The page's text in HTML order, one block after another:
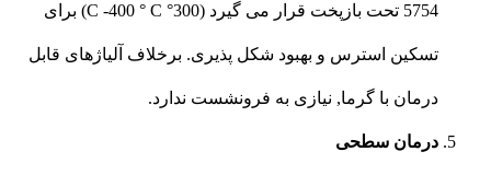
5754 تحت بازپخت قرار می گیرد (300° C -400 ° C) برای
تسکین استرس و بهبود شکل پذیری. برخلاف آلیاژهای قابل
درمان با گرما, نیازی به فرونشست ندارد.
درمان سطحی